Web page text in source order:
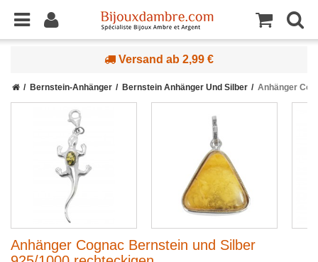
Versand ab 2,99 €
Bernstein-Anhänger Bernstein Anhänger Und Silber Anhänger
Anhänger Cognac Bernstein und Silber